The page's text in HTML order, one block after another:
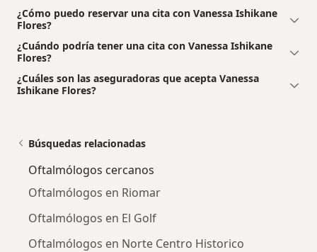
¿Cómo puedo reservar una cita con Vanessa Ishikane
Flores?
¿Cuándo podría tener una cita con Vanessa Ishikane
Flores?
¿Cuáles son las aseguradoras que acepta Vanessa
Ishikane Flores?
Búsquedas relacionadas
Oftalmólogos cercanos
Oftalmólogos en Riomar
Oftalmólogos en El Golf
Oftalmólogos en Norte Centro Historico